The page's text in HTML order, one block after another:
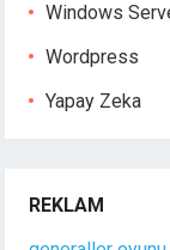
Windows
Wordpress
Yapay Zeka
REKLAM